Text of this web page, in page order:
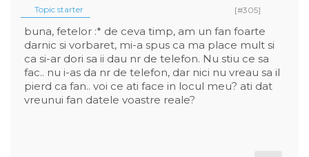
Topic starter [#305]
buna, fetelor :* de ceva timp, am un fan foarte
darnic si vorbaret, mi-a spus ca ma place mult si
ca si-ar dori sa ii dau nr de telefon. Nu stiu ce sa
fac.. nu i-as da nr de telefon, dar nici nu vreau sa il
pierd ca fan.. voi ce ati face in locul meu? ati dat
vreunui fan datele voastre reale?